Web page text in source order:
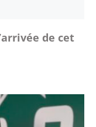
de cet